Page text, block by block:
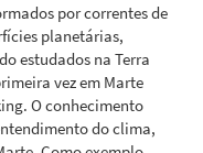
por correntes de
planetárias,
estudados na Terra
vez em Marte
O conhecimento
do clima,